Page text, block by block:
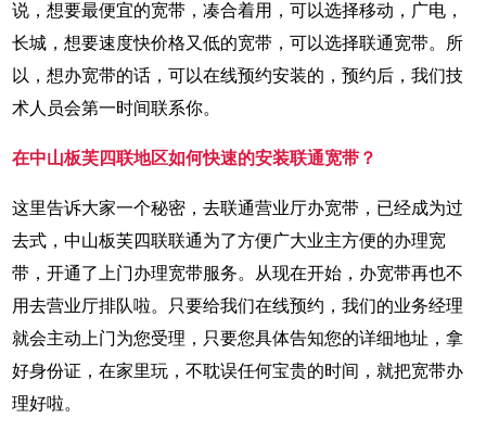
说，想要最便宜的宽带，凑合着用，可以选择移动，广电，
长城，想要速度快价格又低的宽带，可以选择联通宽带。所
以，想办宽带的话，可以在线预约安装的，预约后，我们技
术人员会第一时间联系你。
在中山板芙四联地区如何快速的安装联通宽带？
这里告诉大家一个秘密，去联通营业厅办宽带，已经成为过
去式，中山板芙四联联通为了方便广大业主方便的办理宽
带，开通了上门办理宽带服务。从现在开始，办宽带再也不
用去营业厅排队啦。只要给我们在线预约，我们的业务经理
就会主动上门为您受理，只要您具体告知您的详细地址，拿
好身份证，在家里玩，不耽误任何宝贵的时间，就把宽带办
理好啦。